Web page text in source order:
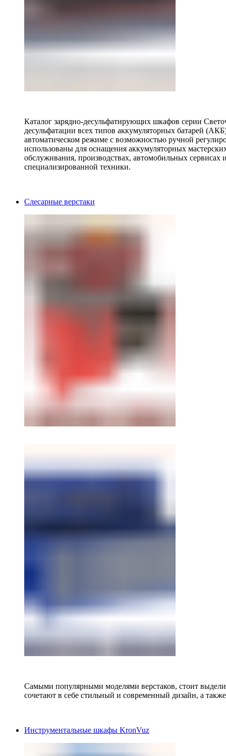
Каталог зарядно-десульфатирующих шкафов серии
десульфатации всех типов аккумуляторных батарей
автоматическом режиме с возможностью ручной
использованы для оснащения аккумуляторных
обслуживания, производствах, автомобильных
специализированной техники.
Слесарные верстаки
Самыми популярными моделями верстаков, стоит
сочетают в себе стильный и современный дизайн, а
Инструментальные шкафы KronVuz